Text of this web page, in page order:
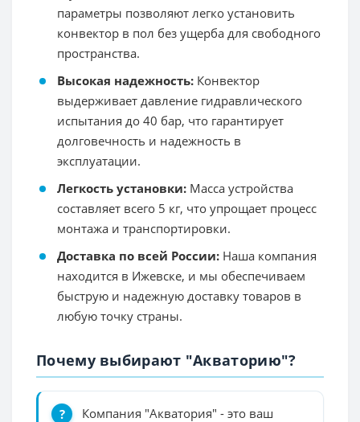
параметры позволяют легко установить
конвектор в пол без ущерба для свободного
пространства.
Высокая надежность: Конвектор
выдерживает давление гидравлического
испытания до 40 бар, что гарантирует
долговечность и надежность в
эксплуатации.
Легкость установки: Масса устройства
составляет всего 5 кг, что упрощает процесс
монтажа и транспортировки.
Доставка по всей России: Наша компания
находится в Ижевске, и мы обеспечиваем
быструю и надежную доставку товаров в
любую точку страны.
Почему выбирают "Акваторию"?
Компания "Акватория" - это ваш